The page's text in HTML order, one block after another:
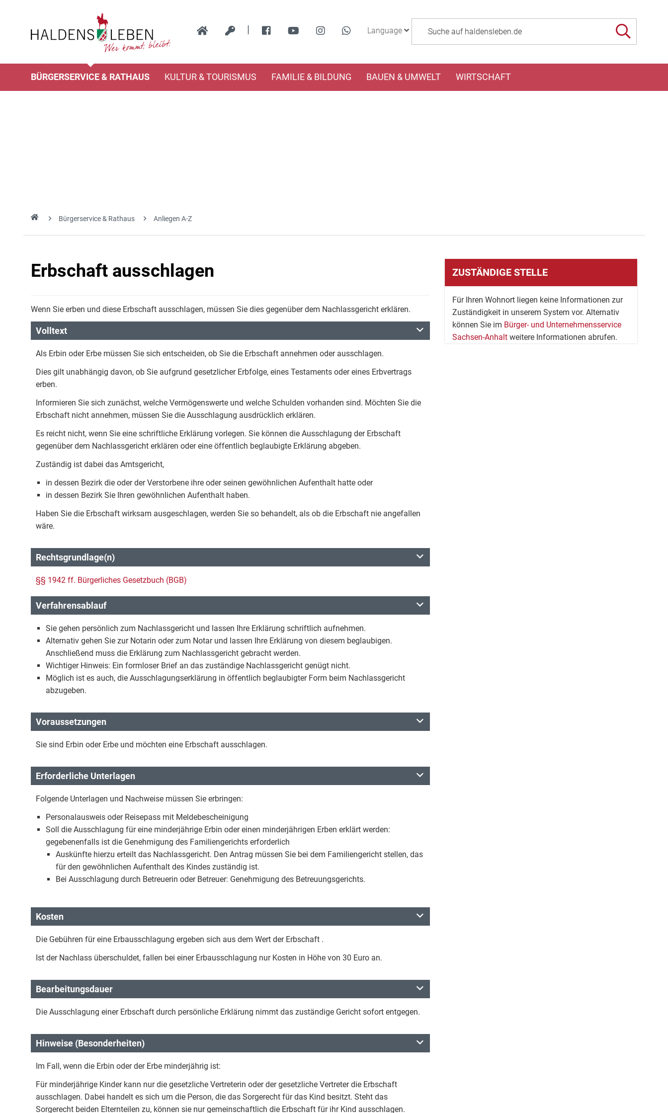
| Language
BÜRGERSERVICE & RATHAUS KULTUR & TOURISMUS FAMILIE & BILDUNG BAUEN & UMWELT WIRTSCHAFT
Bürgerservice & Rathaus Anliegen A-Z
Erbschaft ausschlagen
Wenn Sie erben und diese Erbschaft ausschlagen, müssen Sie dies gegenüber dem Nachlassgericht erklären.
Volltext
Als Erbin oder Erbe müssen Sie sich entscheiden, ob Sie die Erbschaft annehmen oder ausschlagen.
Dies gilt unabhängig davon, ob Sie aufgrund gesetzlicher Erbfolge, eines Testaments oder eines Erbvertrags
erben.
Informieren Sie sich zunächst, welche Vermögenswerte und welche Schulden vorhanden sind. Möchten Sie die
Erbschaft nicht annehmen, müssen Sie die Ausschlagung ausdrücklich erklären.
Es reicht nicht, wenn Sie eine schriftliche Erklärung vorlegen. Sie können die Ausschlagung der Erbschaft
gegenüber dem Nachlassgericht erklären oder eine öffentlich beglaubigte Erklärung abgeben.
Zuständig ist dabei das Amtsgericht,
in dessen Bezirk die oder der Verstorbene ihre oder seinen gewöhnlichen Aufenthalt hatte oder
in dessen Bezirk Sie Ihren gewöhnlichen Aufenthalt haben.
Haben Sie die Erbschaft wirksam ausgeschlagen, werden Sie so behandelt, als ob die Erbschaft nie angefallen
wäre.
Rechtsgrundlage(n)
§§ 1942 ff. Bürgerliches Gesetzbuch (BGB)
Verfahrensablauf
Sie gehen persönlich zum Nachlassgericht und lassen Ihre Erklärung schriftlich aufnehmen.
Alternativ gehen Sie zur Notarin oder zum Notar und lassen Ihre Erklärung von diesem beglaubigen.
Anschließend muss die Erklärung zum Nachlassgericht gebracht werden.
Wichtiger Hinweis: Ein formloser Brief an das zuständige Nachlassgericht genügt nicht.
Möglich ist es auch, die Ausschlagungserklärung in öffentlich beglaubigter Form beim Nachlassgericht
abzugeben.
Voraussetzungen
Sie sind Erbin oder Erbe und möchten eine Erbschaft ausschlagen.
Erforderliche Unterlagen
Folgende Unterlagen und Nachweise müssen Sie erbringen:
Personalausweis oder Reisepass mit Meldebescheinigung
Soll die Ausschlagung für eine minderjährige Erbin oder einen minderjährigen Erben erklärt werden:
gegebenenfalls ist die Genehmigung des Familiengerichts erforderlich
Auskünfte hierzu erteilt das Nachlassgericht. Den Antrag müssen Sie bei dem Familiengericht stellen, das
für den gewöhnlichen Aufenthalt des Kindes zuständig ist.
Bei Ausschlagung durch Betreuerin oder Betreuer: Genehmigung des Betreuungsgerichts.
Kosten
Die Gebühren für eine Erbausschlagung ergeben sich aus dem Wert der Erbschaft .
Ist der Nachlass überschuldet, fallen bei einer Erbausschlagung nur Kosten in Höhe von 30 Euro an.
Bearbeitungsdauer
Die Ausschlagung einer Erbschaft durch persönliche Erklärung nimmt das zuständige Gericht sofort entgegen.
Hinweise (Besonderheiten)
Im Fall, wenn die Erbin oder der Erbe minderjährig ist:
Für minderjährige Kinder kann nur die gesetzliche Vertreterin oder der gesetzliche Vertreter die Erbschaft
ausschlagen. Dabei handelt es sich um die Person, die das Sorgerecht für das Kind besitzt. Steht das
Sorgerecht beiden Elternteilen zu, können sie nur gemeinschaftlich die Erbschaft für ihr Kind ausschlagen.
ZUSTÄNDIGE STELLE
Für Ihren Wohnort liegen keine Informationen zur
Zuständigkeit in unserem System vor. Alternativ
können Sie im Bürger- und Unternehmensservice
Sachsen-Anhalt weitere Informationen abrufen.